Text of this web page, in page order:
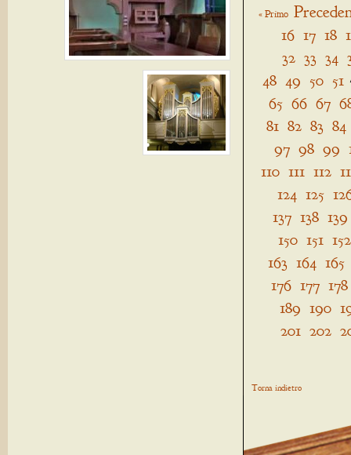
« Primo
16 17 18
32 33 34
48 49 50 51
65 66 67
81 82 83 84
97 98 99
110 111 112
124 125
137 138 139
150 151 152
163 164 165
176 177 178
189 190
201 202
Torna indietro